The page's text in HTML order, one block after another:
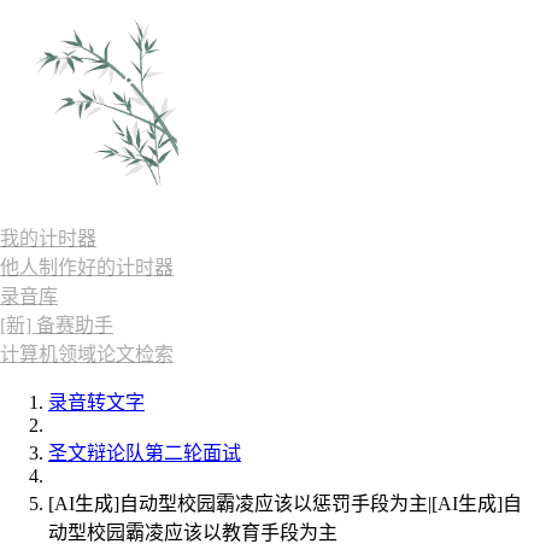
我的计时器
他人制作好的计时器
录音库
[新] 备赛助手
计算机领域论文检索
录音转文字
圣文辩论队第二轮面试
[AI生成]自动型校园霸凌应该以惩罚手段为主|[AI生成]自
动型校园霸凌应该以教育手段为主